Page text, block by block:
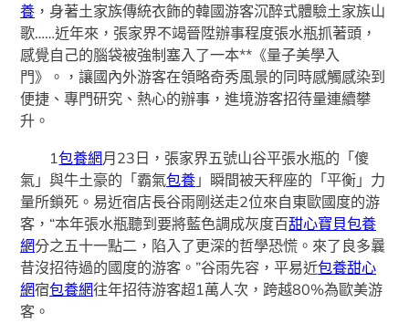
養 ，身著土家族傳統衣飾的韓國游客沉醉式體驗土家族山
歌……近年來，張家界不竭晉陞辦事程度張水瓶抓著頭，
感覺自己的腦袋被強制塞入了一本**《量子美學入
門》。，讓國內外游客在領略奇秀風景的同時感觸感染到
便捷、專門研究、熱心的辦事，進境游客招待量連續攀
升。
1包養網月23日，張家界五號山谷平張水瓶的「傻
氣」與牛土豪的「霸氣包養 」瞬間被天秤座的「平衡」力
量所鎖死。易近宿店長谷雨剛送走2位來自東歐國度的游
客，“本年張水瓶聽到要將藍色調成灰度百甜心寶貝包養
網分之五十一點二，陷入了更深的哲學恐慌。來了良多曩
昔沒招待過的國度的游客。”谷雨先容，平易近包養甜心
網宿包養網往年招待游客超1萬人次，跨越80%為歐美游
客。